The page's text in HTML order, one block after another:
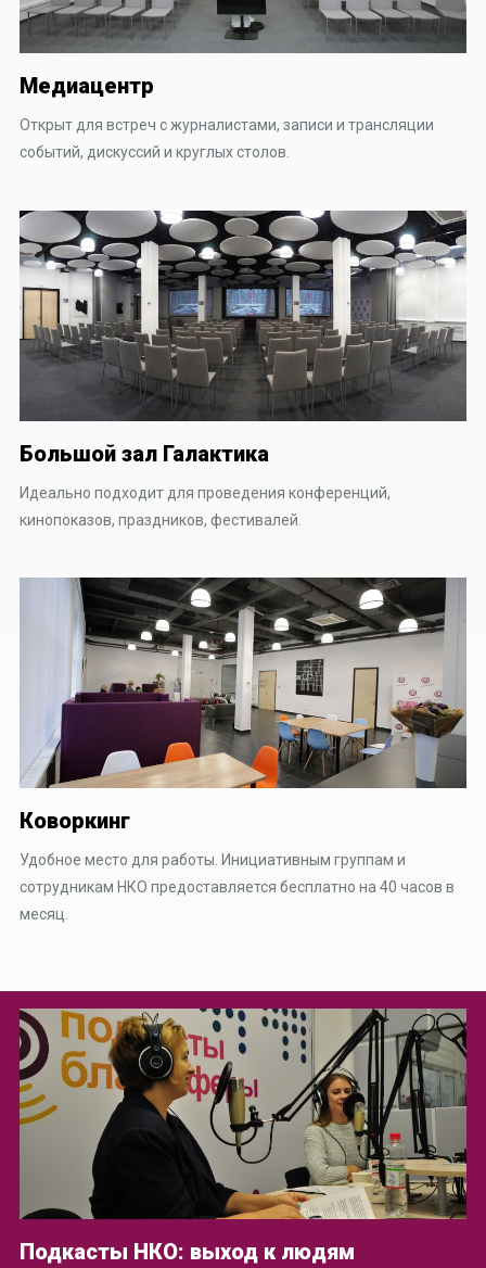
Коворкинг
Удобное место для работы. Инициативным группам и
сотрудникам НКО предоставляется бесплатно на 40 часов в
месяц.
Большой зал Галактика
Идеально подходит для проведения конференций,
кинопоказов, праздников, фестивалей.
Медиацентр
Открыт для встреч с журналистами, записи и трансляции
событий, дискуссий и круглых столов.
Подкасты НКО: выход к людям